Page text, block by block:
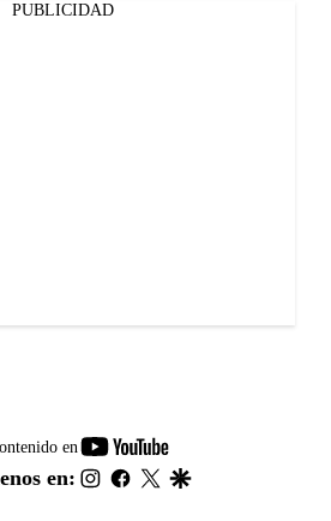
PUBLICIDAD
en
youtube-
footer
en: instagram
facebook
twitter